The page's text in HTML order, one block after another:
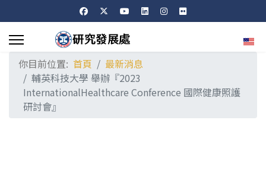
選擇
你目前位置: 首頁
最新消息
輔英科技大學 舉辦『2023
InternationalHealthcare Conference 國際健康照護
研討會』